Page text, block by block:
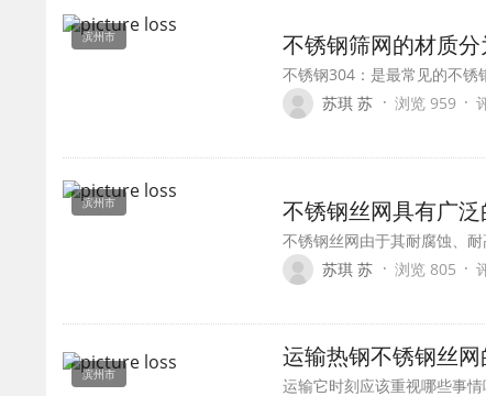
滨州市 不锈钢筛网的材质
不锈钢304：是最常见的不锈
苏琪 苏 · 浏览 959 ·
滨州市 不锈钢丝网具有广
不锈钢丝网由于其耐腐蚀、
苏琪 苏 · 浏览 805 ·
滨州市
运输热钢不锈钢丝
运输它时刻应该重视哪些事